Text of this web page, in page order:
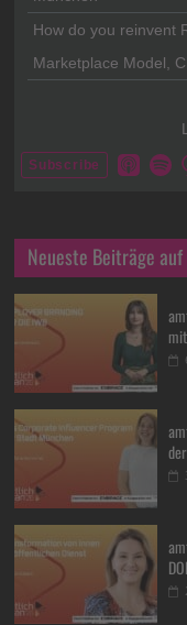
Neueste Beiträge auf